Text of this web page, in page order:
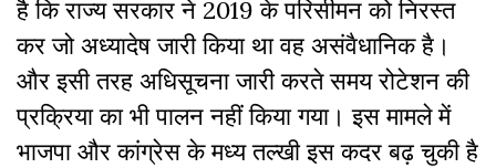
है कि राज्य सरकार ने 2019 के परिसीमन को निरस्त
कर जो अध्यादेष जारी किया था वह असंवैधानिक है।
और इसी तरह अधिसूचना जारी करते समय रोटेशन की
प्रक्रिया का भी पालन नहीं किया गया। इस मामले में
भाजपा और कांग्रेस के मध्य तल्खी इस कदर बढ़ चुकी है